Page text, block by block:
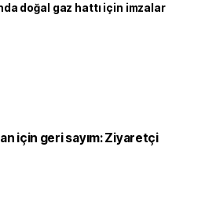
doğal gaz hattı için imzalar
için geri sayım: Ziyaretçi